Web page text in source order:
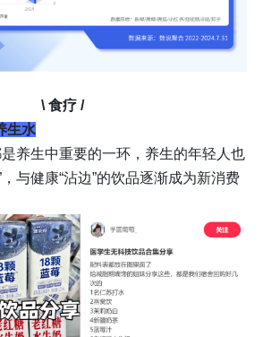
\ 食疗 /
生水
是养生中重要的一环，养生的年轻人也
与健康“沾边”的饮品逐渐成为新消费